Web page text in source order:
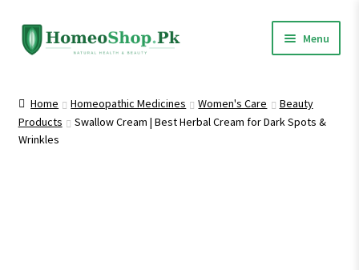
Skip
to
Skip
to
Menu
Shop All
Home Homeopathic Medicines Women's Care
Beauty
Products
Swallow Cream | Best Herbal Cream for Dark Spots &
Wrinkles